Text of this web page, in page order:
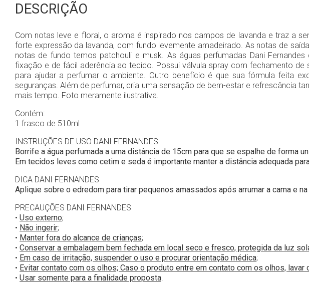
DESCRIÇÃO
Com notas leve e floral, o aroma é inspirado nos campos de lavanda e traz a
forte expressão da lavanda, com fundo levemente amadeirado. As notas de
notas de fundo temos patchouli e musk. As águas perfumadas Dani
fixação e de fácil aderência ao tecido. Possui válvula spray com fechamento
para ajudar a perfumar o ambiente. Outro benefício é que sua fórmula feita
seguranças. Além de perfumar, cria uma sensação de bem-estar e refrescância
mais tempo. Foto meramente ilustrativa.
Contém:
1 frasco de 510ml
INSTRUÇÕES DE USO DANI FERNANDES
Borrife a água perfumada a uma distância de 15cm para que se espalhe de forma
Em tecidos leves como cetim e seda é importante manter a distância adequada
DICA DANI FERNANDES
Aplique sobre o edredom para tirar pequenos amassados após arrumar a cama e
PRECAUÇÕES DANI FERNANDES
• Uso externo;
• Não ingerir;
• Manter fora do alcance de crianças;
• Conservar a embalagem bem fechada em local seco e fresco, protegida da luz
• Em caso de irritação, suspender o uso e procurar orientação médica;
• Evitar contato com os olhos; Caso o produto entre em contato com os olhos, lavar
• Usar somente para a finalidade proposta.